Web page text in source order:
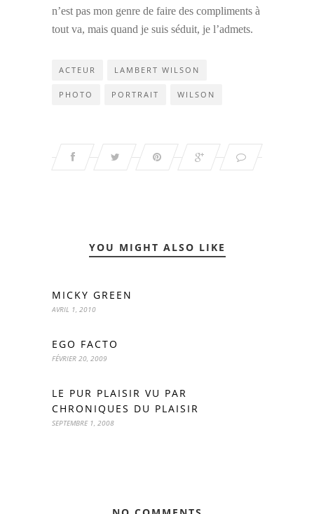
n’est pas mon genre de faire des compliments à
tout va, mais quand je suis séduit, je l’admets.
ACTEUR LAMBERT WILSON
PHOTO PORTRAIT WILSON
YOU MIGHT ALSO LIKE
MICKY GREEN
AVRIL 1, 2010
EGO FACTO
FÉVRIER 20, 2009
LE PUR PLAISIR VU PAR
CHRONIQUES DU PLAISIR
SEPTEMBRE 1, 2008